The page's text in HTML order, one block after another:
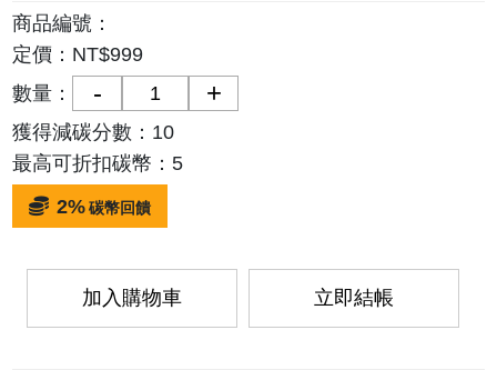
商品編號：
定價：NT$999
數量：
獲得減碳分數： 10
最高可折扣碳幣：5
2% 碳幣回饋
加入購物車 立即結帳